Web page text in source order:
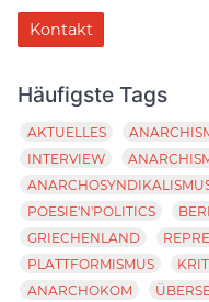
Kontakt
Häufigste Tags
AKTUELLES
INTERVIEW
POESIE'N'POLITICS
GRIECHENLAND
PLATTFORMISMUS
ANARCHOKOM